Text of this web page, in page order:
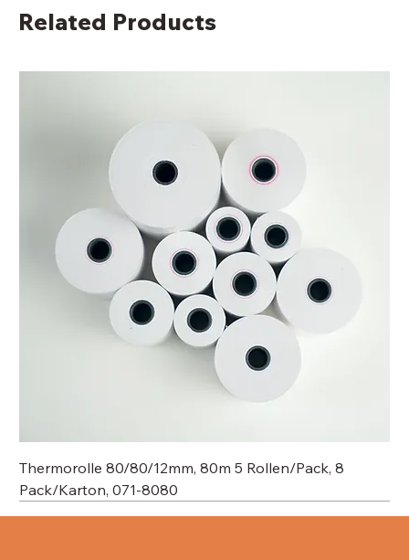
Related Products
Thermorolle 80/80/12mm, 80m 5 Rollen/Pack, 8
Pack/Karton, 071-8080